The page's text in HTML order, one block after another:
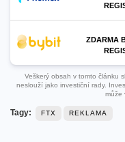
ZDARMA
Veškerý obsah v tomto článku
neslouží jako investiční rady.
může
Tagy: FTX REKLAMA